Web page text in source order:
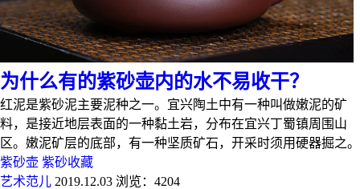
为什么有的紫砂壶内的水不易收干？
红泥是紫砂泥主要泥种之一。宜兴陶土中有一种叫做嫩泥的矿
料，是接近地层表面的一种黏土岩，分布在宜兴丁蜀镇周围山
区。嫩泥矿层的底部，有一种坚质矿石，开采时须用硬器掘之。
紫砂壶 紫砂收藏
艺术范儿 2019.12.03 浏览：4204